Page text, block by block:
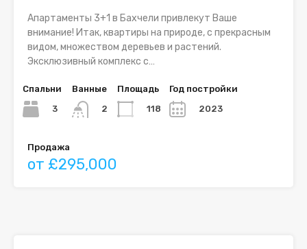
Апартаменты 3+1 в Бахчели привлекут Ваше
внимание! Итак, квартиры на природе, с прекрасным
видом, множеством деревьев и растений.
Эксклюзивный комплекс с…
Спальни
3
Ванные
2
Площадь
118
Год постройки
2023
Продажа
от £295,000